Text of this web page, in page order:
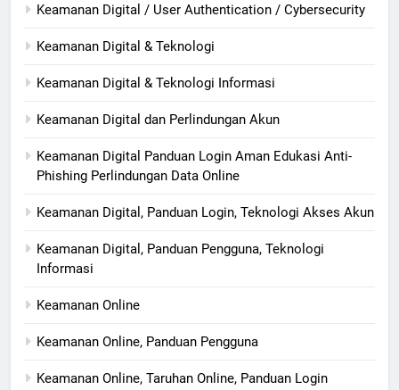
Keamanan Digital / User Authentication / Cybersecurity
Keamanan Digital & Teknologi
Keamanan Digital & Teknologi Informasi
Keamanan Digital dan Perlindungan Akun
Keamanan Digital Panduan Login Aman Edukasi Anti-
Phishing Perlindungan Data Online
Keamanan Digital, Panduan Login, Teknologi Akses Akun
Keamanan Digital, Panduan Pengguna, Teknologi
Informasi
Keamanan Online
Keamanan Online, Panduan Pengguna
Keamanan Online, Taruhan Online, Panduan Login